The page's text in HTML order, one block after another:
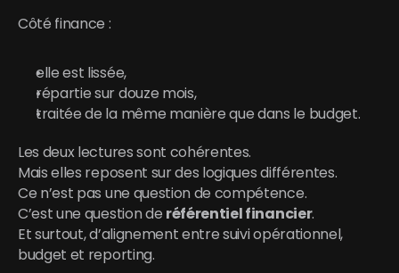
Côté finance :
elle est lissée,
répartie sur douze mois,
traitée de la même manière que dans le budget.
Les deux lectures sont cohérentes.
Mais elles reposent sur des logiques différentes.
Ce n’est pas une question de compétence.
C’est une question de référentiel financier.
Et surtout, d’alignement entre suivi opérationnel,
budget et reporting.